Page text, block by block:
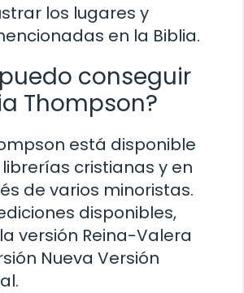
los lugares y
en la Biblia.
conseguir
Thompson?
está disponible
cristianas y en
de varios minoristas.
disponibles,
versión Reina-Valera
Nueva Versión